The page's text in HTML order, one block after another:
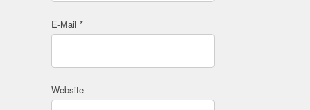
E-Mail *
Website